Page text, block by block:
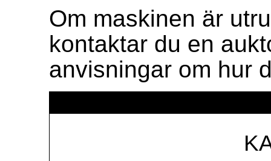
Om maskinen är
kontaktar du en
anvisningar om hur